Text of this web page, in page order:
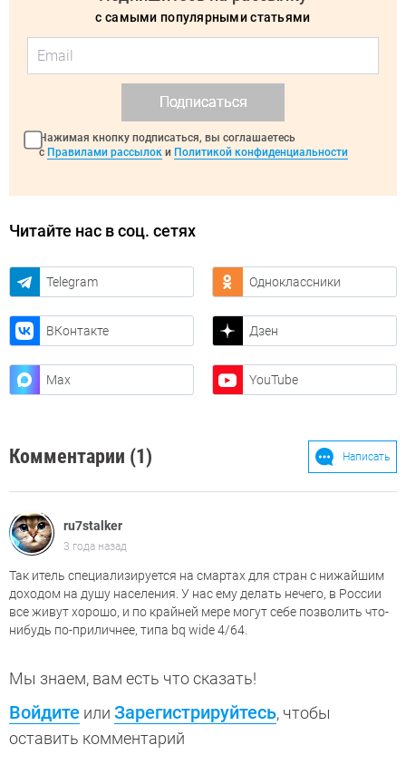
с самыми популярными статьями
Подписаться
Нажимая кнопку подписаться, вы соглашаетесь
с Правилами рассылок и Политикой конфиденциальности
Читайте нас в соц. сетях
Telegram Одноклассники
ВКонтакте Дзен
Max YouTube
Комментарии (1) Написать
ru7stalker
3 года назад
Так итель специализируется на смартах для стран с нижайшим
доходом на душу населения. У нас ему делать нечего, в России
все живут хорошо, и по крайней мере могут себе позволить что-
нибудь по-приличнее, типа bq wide 4/64.
Мы знаем, вам есть что сказать!
Войдите или Зарегистрируйтесь, чтобы
оставить комментарий